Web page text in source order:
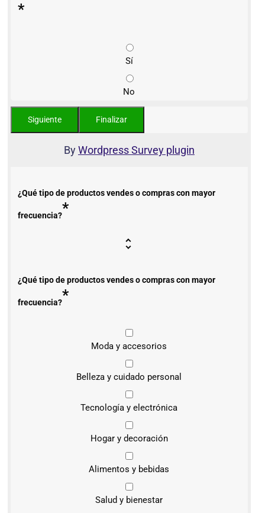
*
Sí
No
ByWordpress Survey plugin
¿Qué tipo de productos vendes o compras con mayor
frecuencia?*
¿Qué tipo de productos vendes o compras con mayor
frecuencia?*
Moda y accesorios
Belleza y cuidado personal
Tecnología y electrónica
Hogar y decoración
Alimentos y bebidas
Salud y bienestar